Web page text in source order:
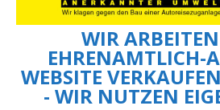
WIR
EHRENAMTLICH-
WEBSITE
- WIR NUTZEN